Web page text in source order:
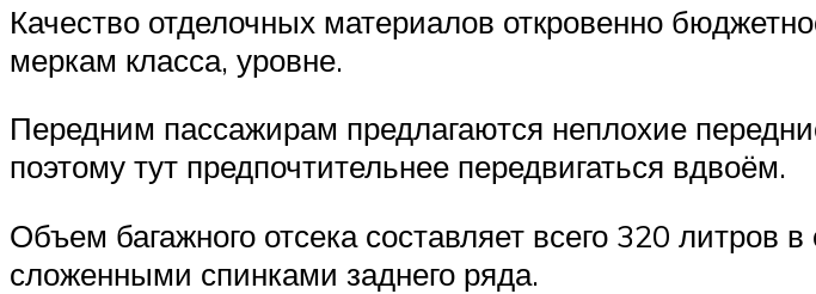
Качество отделочных материалов откровенно
меркам класса, уровне.
Передним пассажирам предлагаются неплохие
поэтому тут предпочтительнее передвигаться вдвоём.
Объем багажного отсека составляет всего 320 литров
сложенными спинками заднего ряда.